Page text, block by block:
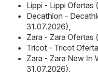
Lippi - Lippi Ofertas
Decathlon -
31.07.2026),
Zara - Zara Ofertas
Tricot - Tricot
Zara - Zara New In
31.07.2026).